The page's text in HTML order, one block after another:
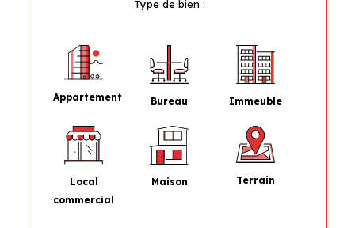
Type de bien :
Appartement Bureau Immeuble
Local
commercial
Maison Terrain